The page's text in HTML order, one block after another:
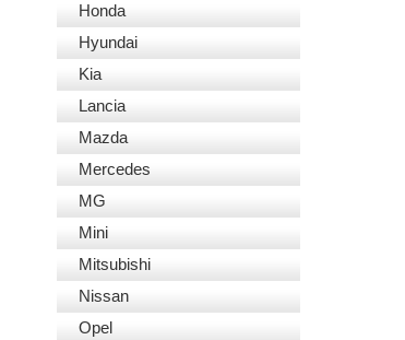
Honda
Hyundai
Kia
Lancia
Mazda
Mercedes
MG
Mini
Mitsubishi
Nissan
Opel